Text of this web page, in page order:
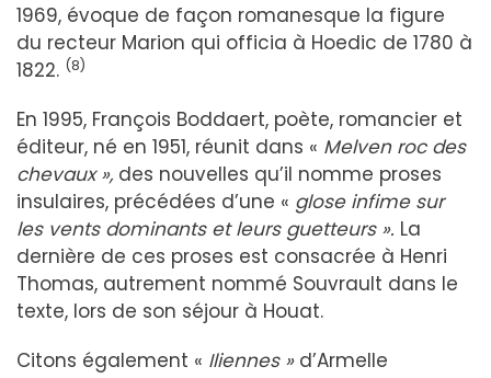
1969, évoque de façon romanesque la figure
du recteur Marion qui officia à Hoedic de 1780 à
1822. (8)
En 1995, François Boddaert, poète, romancier et
éditeur, né en 1951, réunit dans « Melven roc des
chevaux », des nouvelles qu’il nomme proses
insulaires, précédées d’une « glose infime sur
les vents dominants et leurs guetteurs ». La
dernière de ces proses est consacrée à Henri
Thomas, autrement nommé Souvrault dans le
texte, lors de son séjour à Houat.
Citons également « Iliennes » d’Armelle